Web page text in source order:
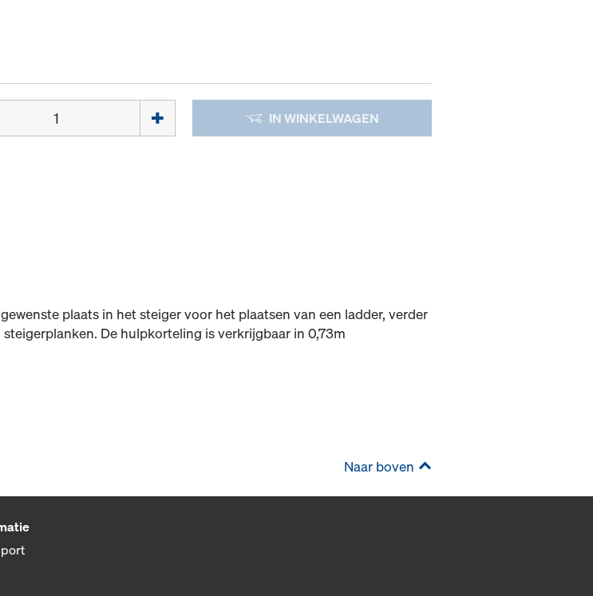
IN WINKELWAGEN
plaats in het steiger voor het plaatsen van een ladder, verder
De hulpkorteling is verkrijgbaar in 0,73m
Naar boven